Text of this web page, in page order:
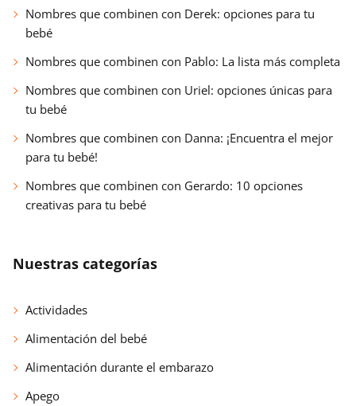
Nombres que combinen con Derek: opciones para tu
bebé
Nombres que combinen con Pablo: La lista más completa
Nombres que combinen con Uriel: opciones únicas para
tu bebé
Nombres que combinen con Danna: ¡Encuentra el mejor
para tu bebé!
Nombres que combinen con Gerardo: 10 opciones
creativas para tu bebé
Nuestras categorías
Actividades
Alimentación del bebé
Alimentación durante el embarazo
Apego